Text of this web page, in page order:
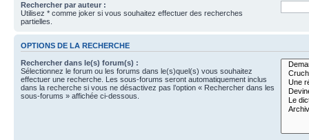
Rechercher par auteur :
Utilisez * comme joker si vous souhaitez effectuer des recherches
partielles.
OPTIONS DE LA RECHERCHE
Rechercher dans le(s) forum(s) :
Sélectionnez le forum ou les forums dans le(s)quel(s) vous souhaitez
effectuer une recherche. Les sous-forums seront automatiquement inclus
dans la recherche si vous ne désactivez pas l’option « Rechercher dans les
sous-forums » affichée ci-dessous.